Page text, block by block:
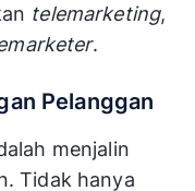
telemarketing,
.
Pelanggan
menjalin
Tidak hanya